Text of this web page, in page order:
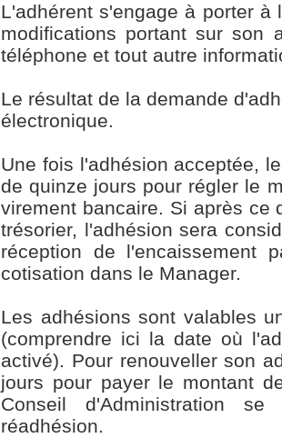
L'adhérent s'engage à porter
modifications portant sur son
téléphone et tout autre
Le résultat de la demande
électronique.
Une fois l'adhésion acceptée,
de quinze jours pour régler le
virement bancaire. Si après ce
trésorier, l'adhésion sera
réception de l'encaissement
cotisation dans le Manager.
Les adhésions sont valables
(comprendre ici la date où
activé). Pour renouveller son
jours pour payer le montant
Conseil d'Administration
réadhésion.